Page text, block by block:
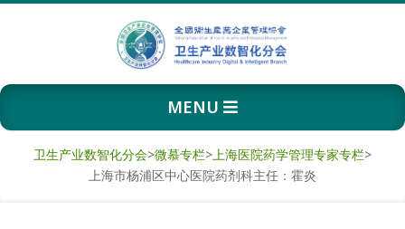
卫
生
产
Primary
Navigation
MENU
卫生产业数智化分会>微慕专栏>上海医院药学管理专家专栏>
上海市杨浦区中心医院药剂科主任：霍炎